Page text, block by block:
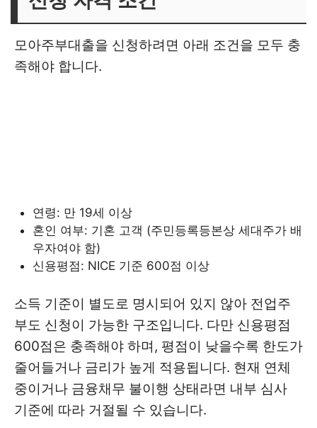
모아주부대출을 신청하려면 아래 조건을 모두 충
족해야 합니다.
연령: 만 19세 이상
혼인 여부: 기혼 고객 (주민등록등본상 세대주가 배
우자여야 함)
신용평점: NICE 기준 600점 이상
소득 기준이 별도로 명시되어 있지 않아 전업주
부도 신청이 가능한 구조입니다. 다만 신용평점
600점은 충족해야 하며, 평점이 낮을수록 한도가
줄어들거나 금리가 높게 적용됩니다. 현재 연체
중이거나 금융채무 불이행 상태라면 내부 심사
기준에 따라 거절될 수 있습니다.